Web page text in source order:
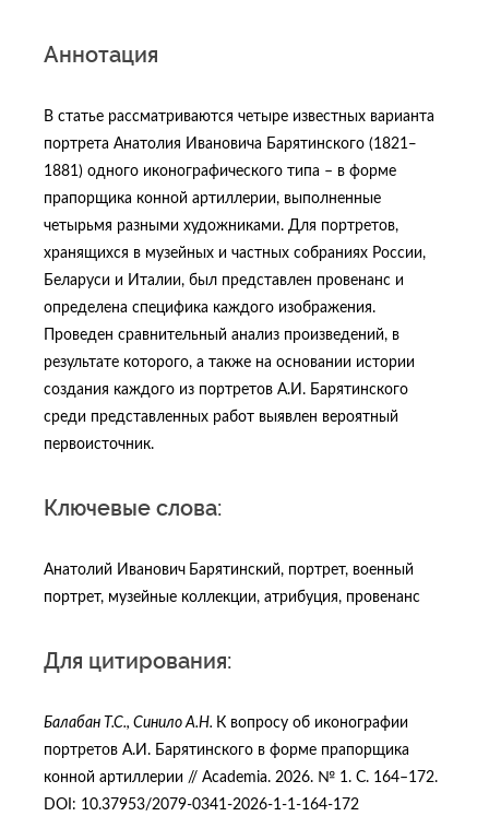
Аннотация
В статье рассматриваются четыре известных варианта
портрета Анатолия Ивановича Барятинского (1821‒
1881) одного иконографического типа – в форме
прапорщика конной артиллерии, выполненные
четырьмя разными художниками. Для портретов,
хранящихся в музейных и частных собраниях России,
Беларуси и Италии, был представлен провенанс и
определена специфика каждого изображения.
Проведен сравнительный анализ произведений, в
результате которого, а также на основании истории
создания каждого из портретов А.И. Барятинского
среди представленных работ выявлен вероятный
первоисточник.
Ключевые слова:
Анатолий Иванович Барятинский, портрет, военный
портрет, музейные коллекции, атрибуция, провенанс
Для цитирования:
Балабан Т.С., Синило А.Н. К вопросу об иконографии
портретов А.И. Барятинского в форме прапорщика
конной артиллерии // Academia. 2026. № 1. С. 164–172.
DOI: 10.37953/2079-0341-2026-1-1-164-172